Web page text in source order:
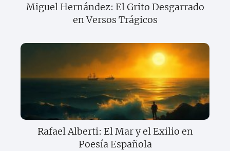
Miguel Hernández: El Grito Desgarrado
en Versos Trágicos
Rafael Alberti: El Mar y el Exilio en
Poesía Española